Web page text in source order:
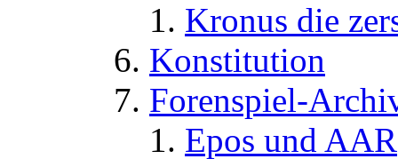
Kronus die
Konstitution
Forenspiel-
Epos und AAR